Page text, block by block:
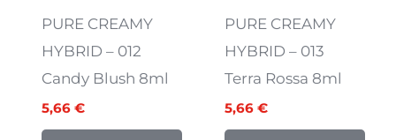
PURE CREAMY
HYBRID – 012
Candy Blush 8ml
5,66 €
PURE CREAMY
HYBRID – 013
Terra Rossa 8ml
5,66€